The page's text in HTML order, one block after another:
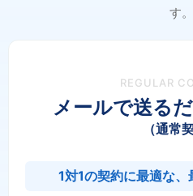
す。
REGULAR
メールで送る
（通常
1対1の契約に最適な